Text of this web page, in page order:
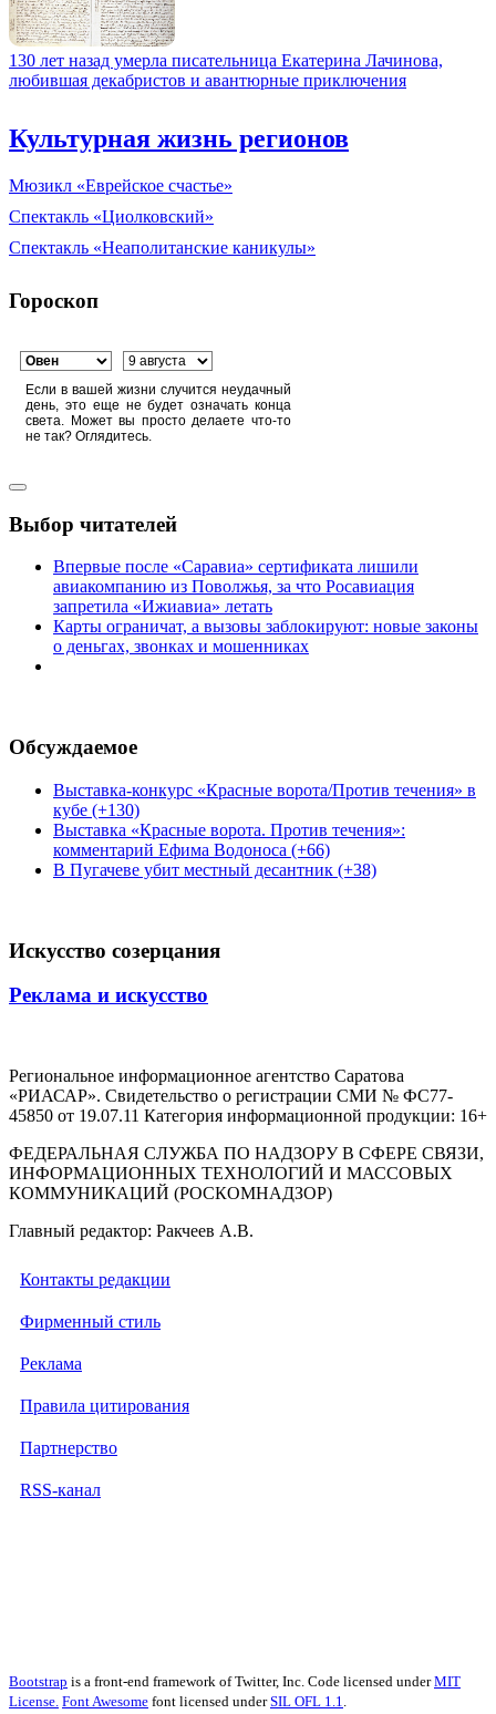
130 лет назад умерла писательница Екатерина Лачинова,
любившая декабристов и авантюрные приключения
Культурная жизнь регионов
Мюзикл «Еврейское счастье»
Спектакль «Циолковский»
Спектакль «Неаполитанские каникулы»
Гороскоп
Если в вашей жизни случится неудачный
день, это еще не будет означать конца
света. Может вы просто делаете что-то
не так? Оглядитесь.
Выбор читателей
Впервые после «Саравиа» сертификата лишили
авиакомпанию из Поволжья, за что Росавиация
запретила «Ижиавиа» летать
Карты ограничат, а вызовы заблокируют: новые законы
о деньгах, звонках и мошенниках
Обсуждаемое
Выставка-конкурс «Красные ворота/Против течения» в
кубе (+130)
Выставка «Красные ворота. Против течения»:
комментарий Ефима Водоноса (+66)
В Пугачеве убит местный десантник (+38)
Искусство созерцания
Реклама и искусство
Региональное информационное агентство Саратова
«РИАСАР». Свидетельство о регистрации СМИ № ФС77-
45850 от 19.07.11 Категория информационной продукции: 16+
ФЕДЕРАЛЬНАЯ СЛУЖБА ПО НАДЗОРУ В СФЕРЕ СВЯЗИ,
ИНФОРМАЦИОННЫХ ТЕХНОЛОГИЙ И МАССОВЫХ
КОММУНИКАЦИЙ (РОСКОМНАДЗОР)
Главный редактор: Ракчеев А.В.
Контакты редакции
Фирменный стиль
Реклама
Правила цитирования
Партнерство
RSS-канал
Bootstrap is a front-end framework of Twitter, Inc. Code licensed underMIT
License. Font Awesome font licensed underSIL OFL 1.1.